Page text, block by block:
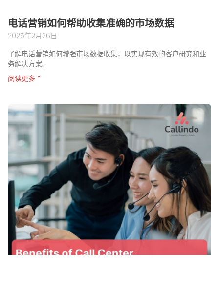
电话营销如何帮助收集准确的市场数据
2025年2月26日
了解电话营销如何增强市场数据收集，以实现有效的客户研究和业
务解决方案。
阅读更多 ”